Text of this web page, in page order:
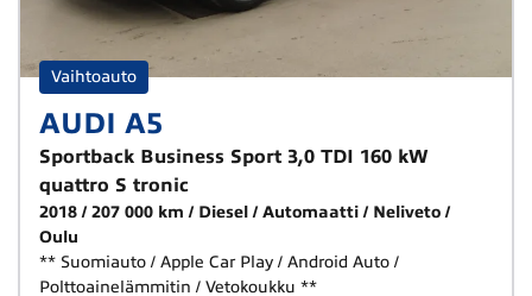
Vaihtoauto
AUDI A5
Sportback Business Sport 3,0 TDI 160 kW
quattro S tronic
2018 207 000 km Diesel Automaatti
Neliveto
Oulu
** Suomiauto / Apple Car Play / Android Auto /
Polttoainelämmitin / Vetokoukku **